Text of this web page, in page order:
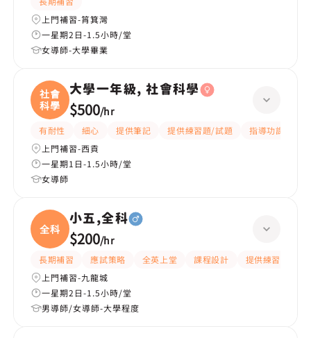
上門補習-筲箕灣
一星期2日-1.5小時/堂
女導師-大學畢業
社會
科學
大學一年級, 社會科學
$500/hr
有耐性 細心 提供筆記 提供練習題/試題 指導功課
上門補習-西貢
一星期1日-1.5小時/堂
女導師
全科
小五,全科
$200/hr
長期補習 應試策略 全英上堂 課程設計
提供練習題/試題
上門補習-九龍城
一星期2日-1.5小時/堂
男導師/女導師-大學程度